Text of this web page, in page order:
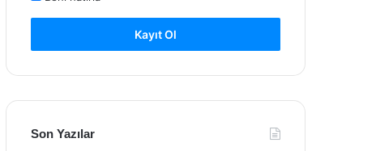
Kayıt Ol
Son Yazılar